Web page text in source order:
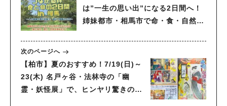
は”一生の思い出”になる2日間へ！
姉妹都市・相馬市で命・食・自然を
次のページへ
【柏市】夏のおすすめ！7/19(日)～
23(木) 名戸ヶ谷・法林寺の「幽
霊・妖怪展」で、ヒンヤリ驚きの魑